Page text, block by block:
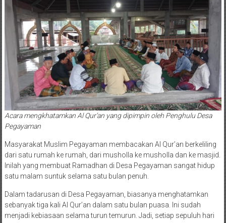
Acara mengkhatamkan Al Qur’an yang dipimpin oleh Penghulu Desa
Pegayaman
Masyarakat Muslim Pegayaman membacakan Al Qur’an berkeliling
dari satu rumah ke rumah, dari musholla ke musholla dan ke masjid.
Inilah yang membuat Ramadhan di Desa Pegayaman sangat hidup
satu malam suntuk selama satu bulan penuh.
Dalam tadarusan di Desa Pegayaman, biasanya menghatamkan
sebanyak tiga kali Al Qur’an dalam satu bulan puasa. Ini sudah
menjadi kebiasaan selama turun temurun. Jadi, setiap sepuluh hari